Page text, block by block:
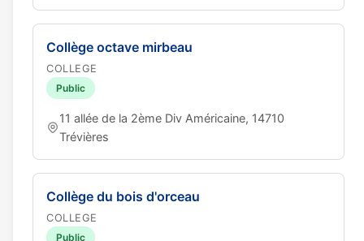
Collège octave mirbeau
COLLEGE
Public
11 allée de la 2ème Div Américaine, 14710
Trévières
Collège du bois d'orceau
COLLEGE
Public